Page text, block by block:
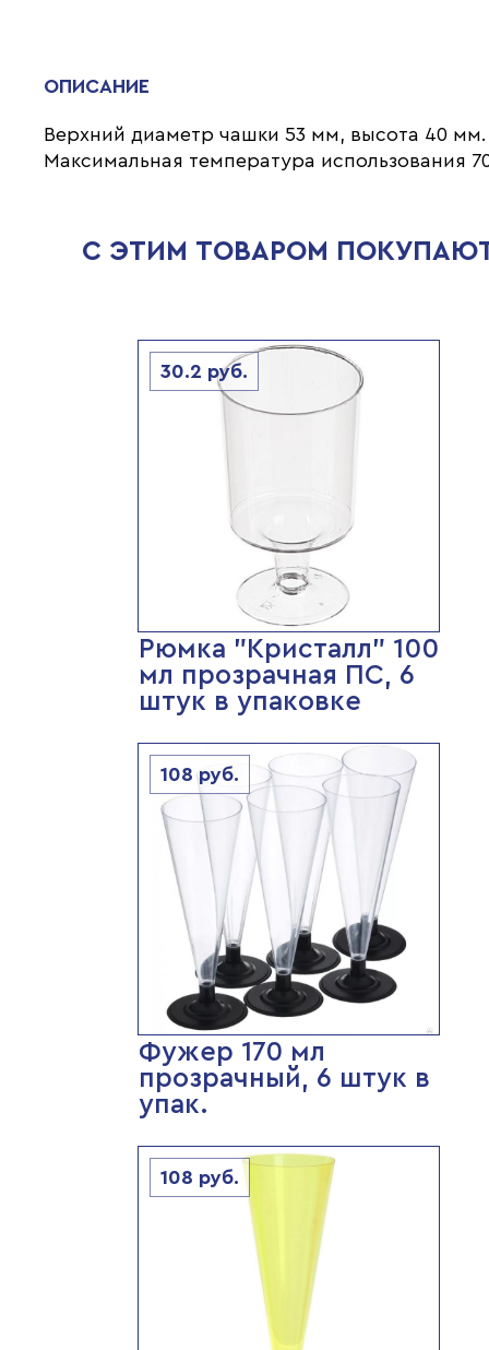
ОПИСАНИЕ
Верхний диаметр чашки 53 мм, высота 40 мм.
Максимальная температура использования
С ЭТИМ ТОВАРОМ
30.2 руб.
Рюмка "Кристалл" 100
мл прозрачная ПС, 6
штук в упаковке
108 руб.
Фужер 170 мл
прозрачный, 6 штук в
упак.
108 руб.